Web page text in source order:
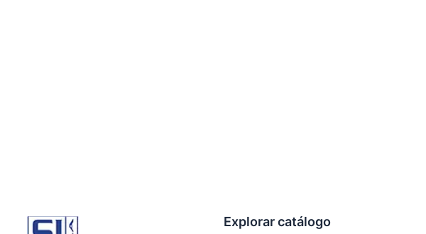
Explorar catálogo